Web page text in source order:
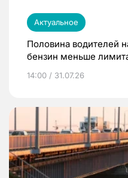
Актуальное
Половина водителей
бензин меньше
14:00 / 31.07.26